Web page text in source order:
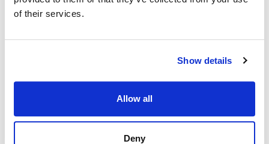
of their services.
Show details
Allow all
Deny